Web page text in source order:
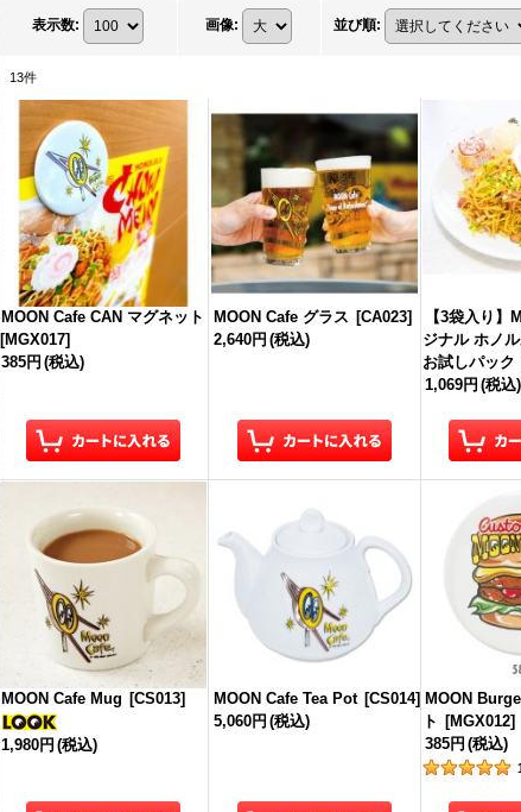
表示数: 画像: 並び順:
13件
MOON Cafe CAN マグネット
[MGX017]
385円 (税込)
MOON Cafe グラス [CA023]
2,640円 (税込)
【3袋入り】
ジナル ホノ
お試しパック
1,069円 (税込)
MOON Cafe Mug [CS013]
1,980円 (税込)
MOON Cafe Tea Pot [CS014]
5,060円 (税込)
MOON
ト
[MGX012]
385円 (税込)